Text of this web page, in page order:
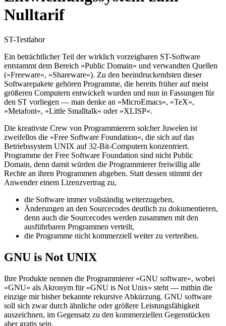
Nulltarif
ST-Testlabor
Ein beträchtlicher Teil der wirklich vorzeigbaren ST-Software
entstammt dem Bereich »Public Domain« und verwandten Quellen
(»Freeware«, »Shareware«). Zu den beeindruckendsten dieser
Softwarepakete gehören Programme, die bereits früher auf meist
größeren Computern entwickelt wurden und nun in Fassungen für
den ST vorliegen — man denke an »MicroEmacs«, »TeX«,
»Metafont«, »Little Smalltalk« oder »XLISP«.
Die kreativste Crew von Programmierern solcher Juwelen ist
zweifellos die »Free Software Foundation«, die sich auf das
Betriebssystem UNIX auf 32-Bit-Computern konzentriert.
Programme der Free Software Foundation sind nicht Public
Domain, denn damit würden die Programmierer freiwillig alle
Rechte an ihren Programmen abgeben. Statt dessen stimmt der
Anwender einem Lizenzvertrag zu,
die Software immer vollständig weiterzugeben,
Änderungen an den Sourcecodes deutlich zu dokumentieren,
denn auch die Sourcecodes werden zusammen mit den
ausführbaren Programmen verteilt,
die Programme nicht kommerziell weiter zu vertreiben.
GNU is Not UNIX
Ihre Produkte nennen die Programmierer »GNU software«, wobei
»GNU« als Akronym für »GNU is Not Unix« steht — mithin die
einzige mir bisher bekannte rekursive Abkürzung. GNU software
soll sich zwar durch ähnliche oder größere Leistungsfähigkeit
auszeichnen, im Gegensatz zu den kommerziellen Gegenstücken
aber gratis sein.